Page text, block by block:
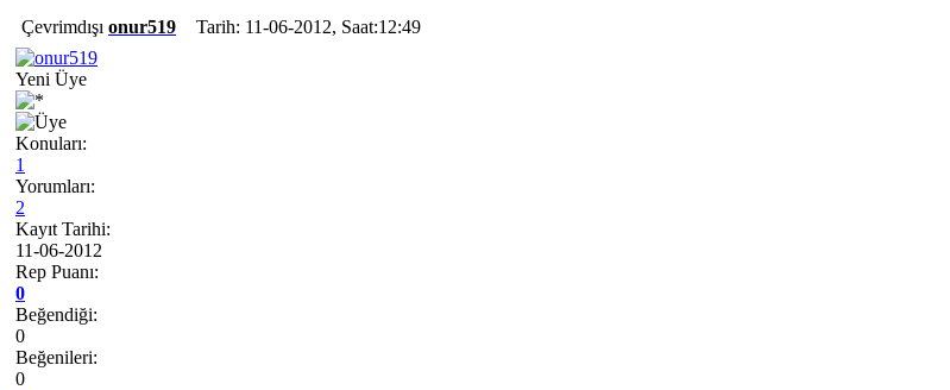
Çevrimdışı onur519 Tarih: 11-06-2012, Saat:12:49
Yeni Üye
Konuları:
1
Yorumları:
2
Kayıt Tarihi:
11-06-2012
Rep Puanı:
0
Beğendiği:
0
Beğenileri:
0